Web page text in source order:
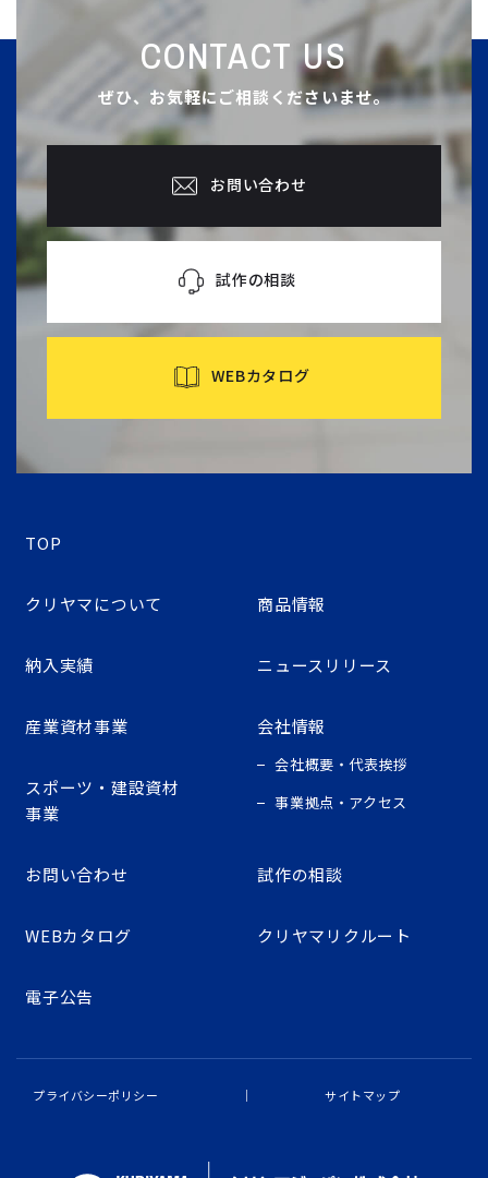
CONTACT US
ぜひ、お気軽にご相談くださいませ。
お問い合わせ
試作の相談
WEBカタログ
TOP
クリヤマについて 商品情報
納入実績 ニュースリリース
産業資材事業
スポーツ・建設資材
事業
会社情報
会社概要・代表挨拶
事業拠点・アクセス
お問い合わせ 試作の相談
WEBカタログ クリヤマリクルート
電子公告
プライバシーポリシー サイトマップ